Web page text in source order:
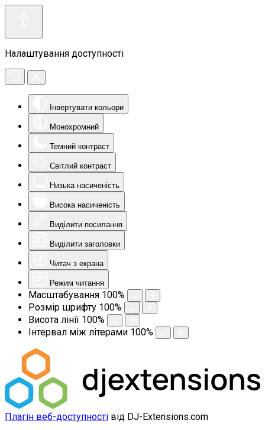
Налаштування доступності
Інвертувати кольори
Монохромний
Темний контраст
Світлий контраст
Низька насиченість
Висока насиченість
Виділити посилання
Виділити заголовки
Читач з екрана
Режим читання
Масштабування 100%
Розмір шрифту 100%
Висота лінії 100%
Інтервал між літерами 100%
Плагін веб-доступності від DJ-Extensions.com